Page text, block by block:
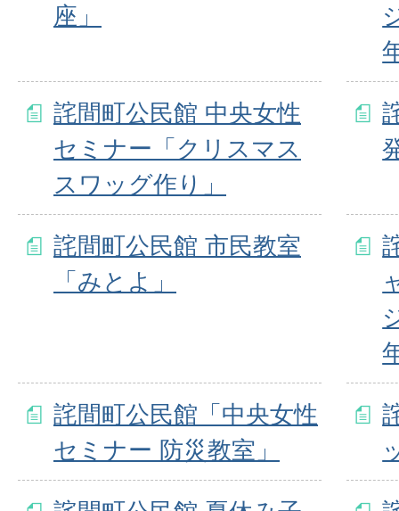
座」
詫間町公民館 中央女性
セミナー「クリスマス
スワッグ作り」
詫間町公民館 市民教室
「みとよ」
詫間町公民館「中央女性
セミナー 防災教室」